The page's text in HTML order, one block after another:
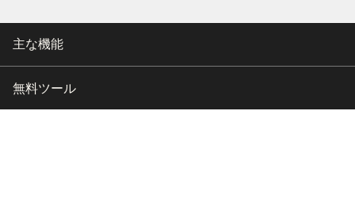
主な機能
無料ツール